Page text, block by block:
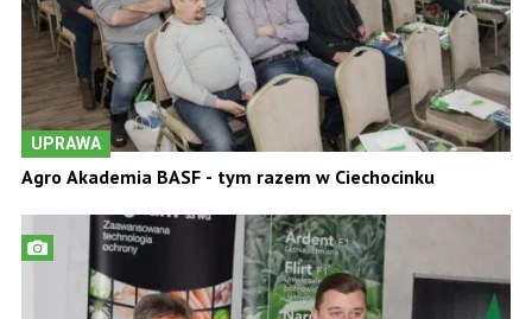
UPRAWA
Agro Akademia BASF - tym razem w Ciechocinku